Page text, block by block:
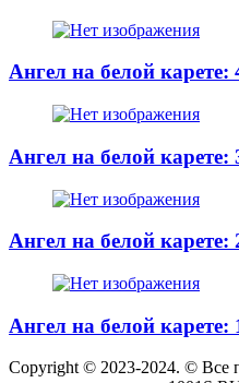
Ангел на белой карете:
Ангел на белой карете:
Ангел на белой карете:
Ангел на белой карете:
Copyright © 2023-2024. © Все